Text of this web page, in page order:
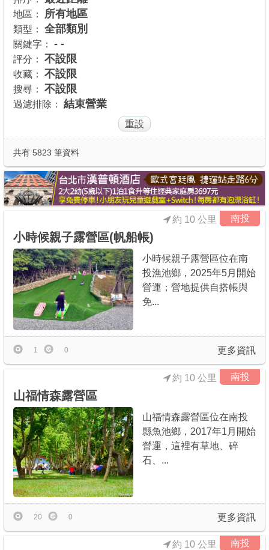
推薦景點
討論區
APP下載
地區： 所有地區
類型： 全部類別
關鍵字： - -
評分： 不設限
收藏： 不設限
搜尋： 不設限
過濾排除： 結束營業
共有 5823 筆資料
南投
小時候親子露營區(帆船帳)
約 10 公里
小時候親子露營區位在南
投漁池鄉，2025年5月開始
營運；營地提供自搭帳與
免...
更多資訊
1 0
南投
山福情森露營區
約 10 公里
山福情森露營區位在南投
縣魚池鄉，2017年1月開始
營運，這裡有草地、碎
石、...
更多資訊
20 0
南投
約 10 公里